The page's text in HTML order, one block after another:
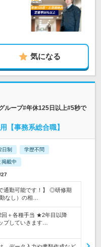
気になる
ループ#年休125日以上#5秒で
【事務系総合職】
日制 学歴不問
掲載中
27
通勤可能です！】 ◎研修期
なし）の相…
回＋各種手当 ★2年目以降
プしていきます…